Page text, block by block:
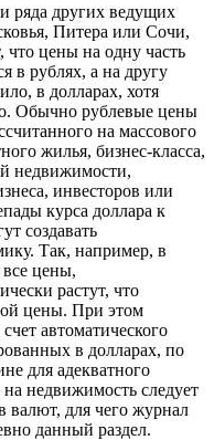
ряда других ведущих
Питера или Сочи,
что цены на одну часть
в рублях, а на другу
в долларах, хотя
Обычно рублевые цены
на массового
жилья, бизнес-класса,
недвижимости,
инвесторов или
курса доллара к
создавать
Так, например, в
все цены,
растут, что
цены. При этом
автоматического
в долларах, по
для адекватного
недвижимость следует
валют, для чего журнал
данный раздел.